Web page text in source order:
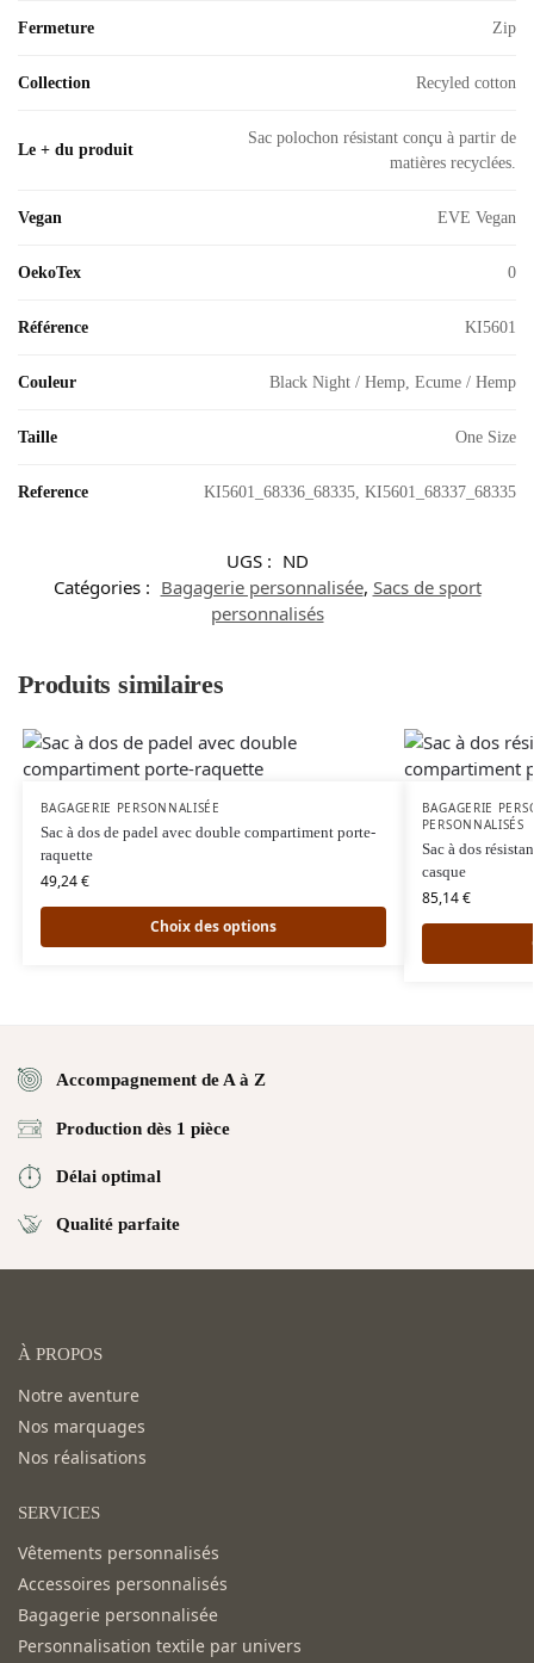
Fermeture Zip
Collection Recyled cotton
Le + du produit
Sac polochon résistant conçu à partir de
matières recyclées.
Vegan EVE Vegan
OekoTex 0
Référence KI5601
Couleur Black Night / Hemp, Ecume / Hemp
Taille One Size
Reference KI5601_68336_68335, KI5601_68337_68335
UGS : ND
Catégories : Bagagerie personnalisée, Sacs de sport
personnalisés
Produits similaires
BAGAGERIE PERSONNALISÉE
Sac à dos de padel avec double compartiment porte-
raquette
49,24€
Choix des options
BAGAGERIE
PERSONNALISÉS
Sac à dos
casque
85,14€
Accompagnement de A à Z
Production dès 1 pièce
Délai optimal
Qualité parfaite
À PROPOS
Notre aventure
Nos marquages
Nos réalisations
SERVICES
Vêtements personnalisés
Accessoires personnalisés
Bagagerie personnalisée
Personnalisation textile par univers